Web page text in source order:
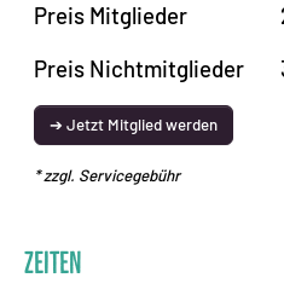
Preis Mitglieder
Preis Nichtmitglieder
➔ Jetzt Mitglied werden
* zzgl. Servicegebühr
Zeiten